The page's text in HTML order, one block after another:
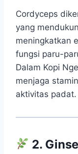
Cordyceps
yang
meningkatkan
fungsi paru-
Dalam Kopi
menjaga
aktivitas padat.
2.